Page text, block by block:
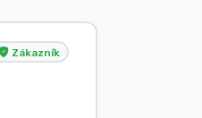
Zákazník